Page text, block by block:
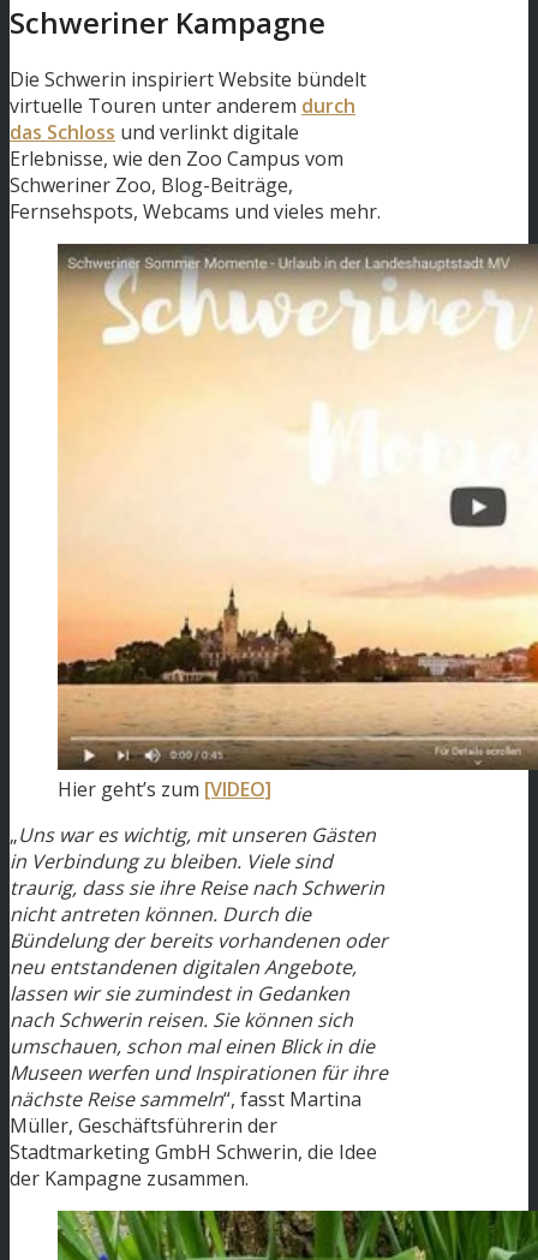
Schweriner Kampagne
Die Schwerin inspiriert Website bündelt
virtuelle Touren unter anderem durch
das Schloss und verlinkt digitale
Erlebnisse, wie den Zoo Campus vom
Schweriner Zoo, Blog-Beiträge,
Fernsehspots, Webcams und vieles mehr.
Hier geht’s zum [VIDEO]
„Uns war es wichtig, mit unseren Gästen
in Verbindung zu bleiben. Viele sind
traurig, dass sie ihre Reise nach Schwerin
nicht antreten können. Durch die
Bündelung der bereits vorhandenen oder
neu entstandenen digitalen Angebote,
lassen wir sie zumindest in Gedanken
nach Schwerin reisen. Sie können sich
umschauen, schon mal einen Blick in die
Museen werfen und Inspirationen für ihre
nächste Reise sammeln“, fasst Martina
Müller, Geschäftsführerin der
Stadtmarketing GmbH Schwerin, die Idee
der Kampagne zusammen.